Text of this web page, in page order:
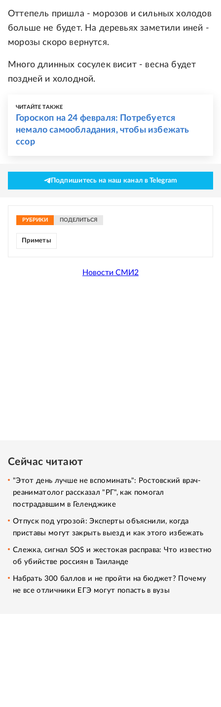
Оттепель пришла - морозов и сильных холодов
больше не будет. На деревьях заметили иней -
морозы скоро вернутся.
Много длинных сосулек висит - весна будет
поздней и холодной.
ЧИТАЙТЕ ТАКЖЕ
Гороскоп на 24 февраля: Потребуется
немало самообладания, чтобы избежать
ссор
Подпишитесь на наш канал в Telegram
РУБРИКИ ПОДЕЛИТЬСЯ
Приметы
Новости СМИ2
Сейчас читают
"Этот день лучше не вспоминать": Ростовский врач-
реаниматолог рассказал "РГ", как помогал
пострадавшим в Геленджике
Отпуск под угрозой: Эксперты объяснили, когда
приставы могут закрыть выезд и как этого избежать
Слежка, сигнал SOS и жестокая расправа: Что известно
об убийстве россиян в Таиланде
Набрать 300 баллов и не пройти на бюджет? Почему
не все отличники ЕГЭ могут попасть в вузы